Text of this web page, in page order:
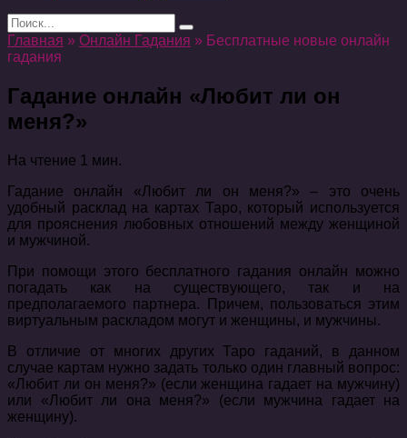
Search
for:
Главная » Онлайн Гадания » Бесплатные новые онлайн
гадания
Гадание онлайн «Любит ли он
меня?»
На чтение 1 мин.
Гадание онлайн «Любит ли он меня?» – это очень
удобный расклад на картах Таро, который используется
для прояснения любовных отношений между женщиной
и мужчиной.
При помощи этого бесплатного гадания онлайн можно
погадать как на существующего, так и на
предполагаемого партнера. Причем, пользоваться этим
виртуальным раскладом могут и женщины, и мужчины.
В отличие от многих других Таро гаданий, в данном
случае картам нужно задать только один главный вопрос:
«Любит ли он меня?» (если женщина гадает на мужчину)
или «Любит ли она меня?» (если мужчина гадает на
женщину).